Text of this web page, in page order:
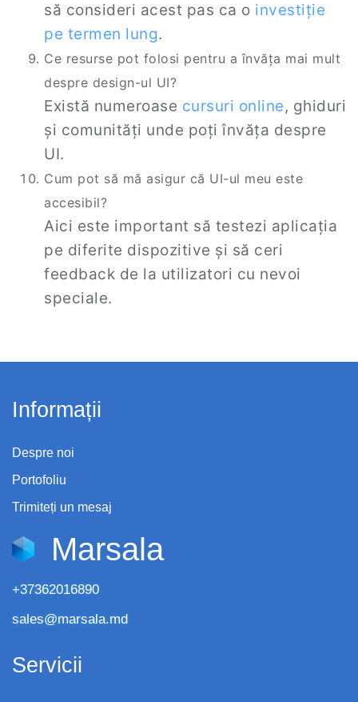
să consideri acest pas ca o investiție
pe termen lung.
Ce resurse pot folosi pentru a învăța mai mult
despre design-ul UI?
Există numeroase cursuri online, ghiduri
și comunități unde poți învăța despre
UI.
Cum pot să mă asigur că UI-ul meu este
accesibil?
Aici este important să testezi aplicația
pe diferite dispozitive și să ceri
feedback de la utilizatori cu nevoi
speciale.
Informații
Despre noi
Portofoliu
Trimiteți un mesaj
Marsala
+37362016890
sales@marsala.md
Servicii